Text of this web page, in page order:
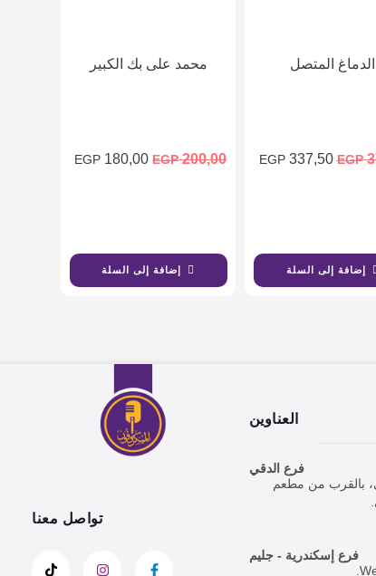
الدماغ المتصل
EGP
337,50
EGP
إضافة إلى السلة
محمد على بك الكبير
200,00
EGP
180,00
EGP
إضافة إلى السلة
العناوين
فرع الدقي
بالقرب من مطعم
فرع إسكندرية - جليم
تواصل معنا